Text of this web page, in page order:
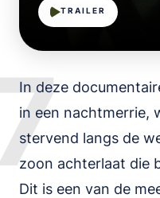
TRAILER
In deze
in een nachtmerrie,
stervend langs de
zoon achterlaat die
Dit is een van de